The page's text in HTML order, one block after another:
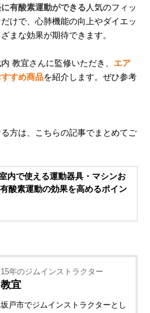
有酸素運動ができる 人気のフィッ
けで、心肺機能の向上やダイエッ
まな効果が期待できます。
教宜さんに監修いただき、 エア
すめ商品を紹介します。ぜひ参考
方は、こちらの記事でまとめてご
内で使える運動器具・マシンお
酸素運動の効果を高めるポイン
年のジムインストラクター
宜
戸市でジムインストラクターとし